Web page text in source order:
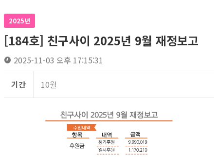
2025년
[184호] 친구사이 2025년 9월 재정보고
2025-11-03 오후 17:15:31
기간 10월